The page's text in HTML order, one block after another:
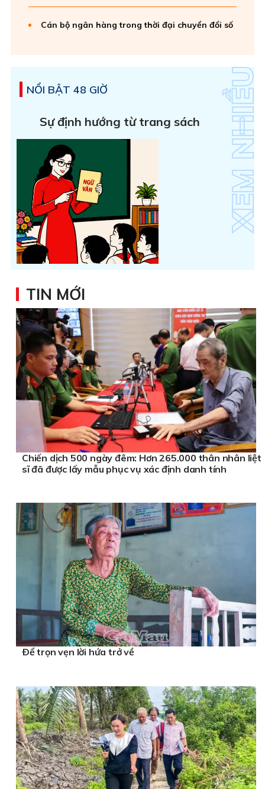
Cán bộ ngân hàng trong thời đại chuyển đổi số
NỔI BẬT 48 GIỜ
Sự định hướng từ trang sách
TIN MỚI
Chiến dịch 500 ngày đêm: Hơn 265.000 thân nhân liệt
sĩ đã được lấy mẫu phục vụ xác định danh tính
Ðể trọn vẹn lời hứa trở về